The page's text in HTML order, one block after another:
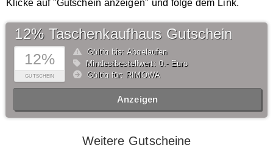
Klicke auf "Gutschein anzeigen" und folge dem Link.
12%
GUTSCHEIN
12% Taschenkaufhaus Gutschein
Gültig bis: Abgelaufen
Mindestbestellwert: 0,- Euro
Gültig für: RIMOWA
Anzeigen
Weitere Gutscheine